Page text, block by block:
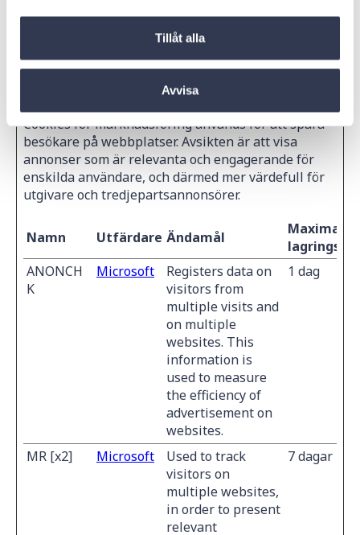
Tillåt alla
Avvisa
the website owner.
Cookies för marknadsföring används för att spåra
besökare på webbplatser. Avsikten är att visa
annonser som är relevanta och engagerande för
enskilda användare, och därmed mer värdefull för
utgivare och tredjepartsannonsörer.
Namn Utfärdare Ändamål
Maximal
lagringstid
ANONCH
K
Microsoft
Registers data on
visitors from
multiple visits and
on multiple
websites. This
information is
used to measure
the efficiency of
advertisement on
websites.
1 dag
MR [x2] Microsoft
Used to track
visitors on
multiple websites,
in order to present
relevant
7 dagar